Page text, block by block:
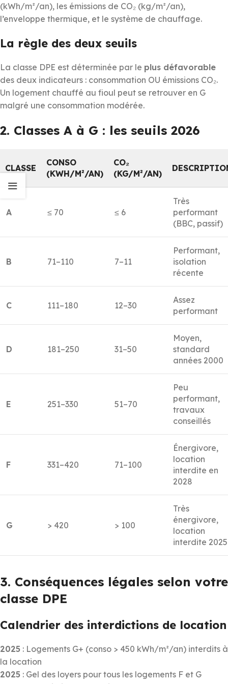
(kWh/m²/an), les émissions de CO₂ (kg/m²/an),
l’enveloppe thermique, et le système de chauffage.
La règle des deux seuils
La classe DPE est déterminée par le plus défavorable
des deux indicateurs : consommation OU émissions CO₂.
Un logement chauffé au fioul peut se retrouver en G
malgré une consommation modérée.
2. Classes A à G : les seuils 2026
CLASSE
CONSO
(KWH/M²/AN)
CO₂
(KG/M²/AN)
A ≤ 70 ≤ 6
Très
performant
(BBC, passif)
B 71–110 7–11
Performant,
isolation
récente
C 111–180 12–30
Assez
performant
D 181–250 31–50
Moyen,
standard
années 2000
E 251–330 51–70
Peu
performant,
travaux
conseillés
F 331–420 71–100
Énergivore,
location
interdite en
2028
G > 420 > 100
Très
énergivore,
location
interdite 2025
3. Conséquences légales selon votre
classe DPE
Calendrier des interdictions de location
2025 : Logements G+ (conso > 450 kWh/m²/an) interdits à
la location
2025 : Gel des loyers pour tous les logements F et G